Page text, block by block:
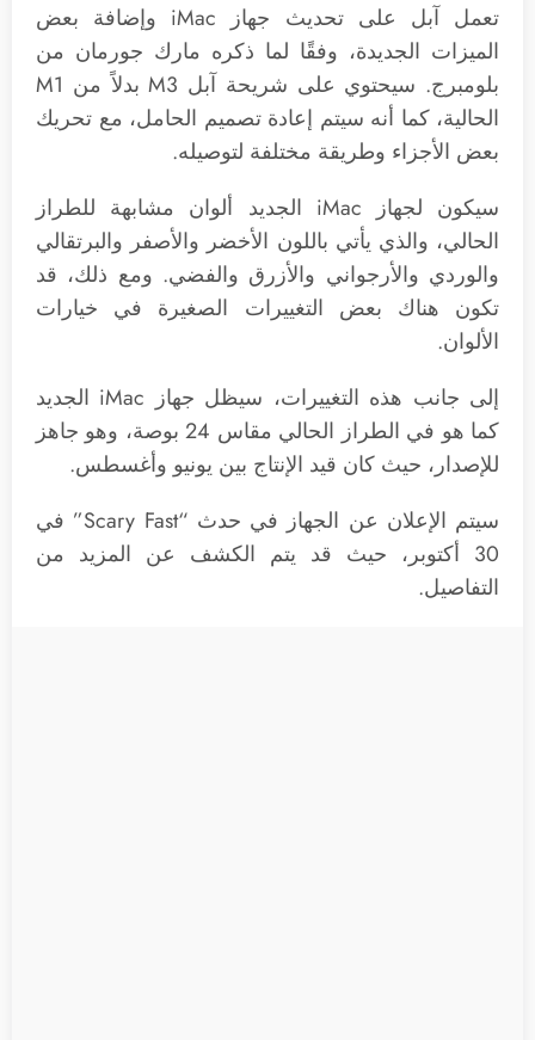
تعمل آبل على تحديث جهاز iMac وإضافة بعض
الميزات الجديدة، وفقًا لما ذكره مارك جورمان من
بلومبرج. سيحتوي على شريحة آبل M3 بدلاً من M1
الحالية، كما أنه سيتم إعادة تصميم الحامل، مع تحريك
بعض الأجزاء وطريقة مختلفة لتوصيله.
سيكون لجهاز iMac الجديد ألوان مشابهة للطراز
الحالي، والذي يأتي باللون الأخضر والأصفر والبرتقالي
والوردي والأرجواني والأزرق والفضي. ومع ذلك، قد
تكون هناك بعض التغييرات الصغيرة في خيارات
الألوان.
إلى جانب هذه التغييرات، سيظل جهاز iMac الجديد
كما هو في الطراز الحالي مقاس 24 بوصة، وهو جاهز
للإصدار، حيث كان قيد الإنتاج بين يونيو وأغسطس.
سيتم الإعلان عن الجهاز في حدث “Scary Fast” في
30 أكتوبر، حيث قد يتم الكشف عن المزيد من
التفاصيل.